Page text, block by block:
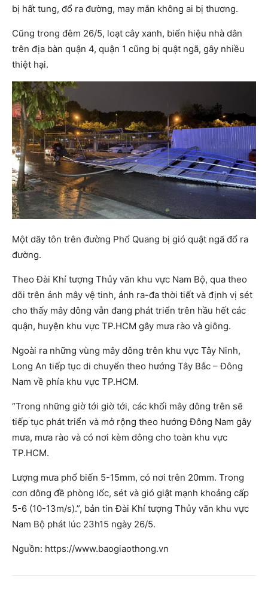
bị hất tung, đổ ra đường, may mắn không ai bị thương.
Cũng trong đêm 26/5, loạt cây xanh, biển hiệu nhà dân
trên địa bàn quận 4, quận 1 cũng bị quật ngã, gây nhiều
thiệt hại.
Một dãy tôn trên đường Phổ Quang bị gió quật ngã đổ ra
đường.
Theo Đài Khí tượng Thủy văn khu vực Nam Bộ, qua theo
dõi trên ảnh mây vệ tinh, ảnh ra-đa thời tiết và định vị sét
cho thấy mây dông vẫn đang phát triển trên hầu hết các
quận, huyện khu vực TP.HCM gây mưa rào và giông.
Ngoài ra những vùng mây dông trên khu vực Tây Ninh,
Long An tiếp tục di chuyển theo hướng Tây Bắc – Đông
Nam về phía khu vực TP.HCM.
“Trong những giờ tới giờ tới, các khối mây dông trên sẽ
tiếp tục phát triển và mở rộng theo hướng Đông Nam gây
mưa, mưa rào và có nơi kèm dông cho toàn khu vực
TP.HCM.
Lượng mưa phổ biến 5-15mm, có nơi trên 20mm. Trong
cơn dông đề phòng lốc, sét và gió giật mạnh khoảng cấp
5-6 (10-13m/s).”, bản tin Đài Khí tượng Thủy văn khu vực
Nam Bộ phát lúc 23h15 ngày 26/5.
Nguồn: https://www.baogiaothong.vn